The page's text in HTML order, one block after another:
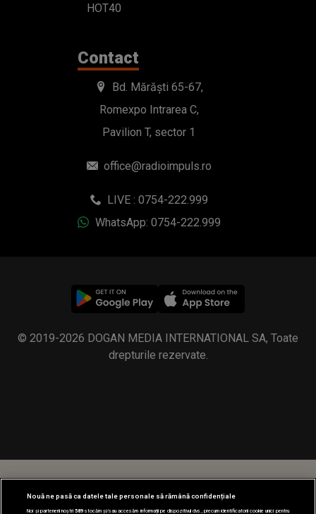
HOT40
Contact
Bd. Mărăști 65-67,
Romexpo Intrarea C,
Pavilion T, sector 1
office@radioimpuls.ro
LIVE : 0754-222.999
WhatsApp: 0754-222.999
© 2019-2026 DOGAN MEDIA INTERNATIONAL SA, Toate
drepturile rezervate.
Nouă ne pasă ca datele tale personale să rămână confidențiale
Noi și partenerii noștri589stocăm și/sau accesăm informații pe dispozitivul dvs., precum identificatorii cookie unici pentru